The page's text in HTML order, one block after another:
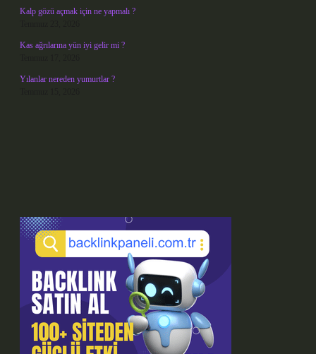
Kalp gözü açmak için ne yapmalı ?
Kas ağrılarına yün iyi gelir mi ?
Yılanlar nereden yumurtlar ?